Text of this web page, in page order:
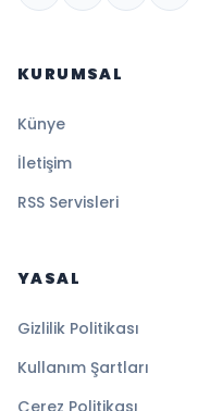
KURUMSAL
Künye
İletişim
RSS Servisleri
YASAL
Gizlilik Politikası
Kullanım Şartları
Çerez Politikası